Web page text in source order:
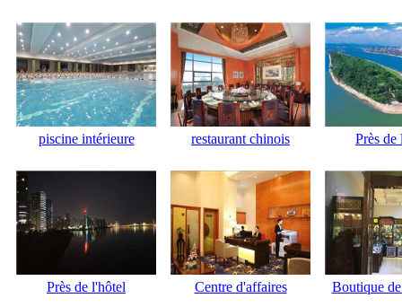
piscine intérieure restaurant chinois Près de
Près de l'hôtel Centre d'affaires Boutique